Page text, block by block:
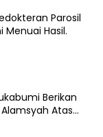
Parosil
Menuai Hasil.
Berikan
Atas